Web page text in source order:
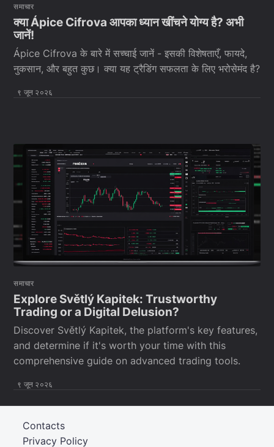
समाचार
क्या Ápice Cifrova आपका ध्यान खींचने योग्य है? अभी
जानें!
Ápice Cifrova के बारे में सच्चाई जानें - इसकी विशेषताएँ, फायदे,
नुकसान, और बहुत कुछ। क्या यह ट्रैडिंग सफलता के लिए भरोसेमंद है?
९ जून २०२६
समाचार
Explore Světlý Kapitek: Trustworthy
Trading or a Digital Delusion?
Discover Světlý Kapitek, the platform's key features,
and determine if it's worth your time with this
comprehensive guide on advanced trading tools.
९ जून २०२६
Privacy Policy
Contacts